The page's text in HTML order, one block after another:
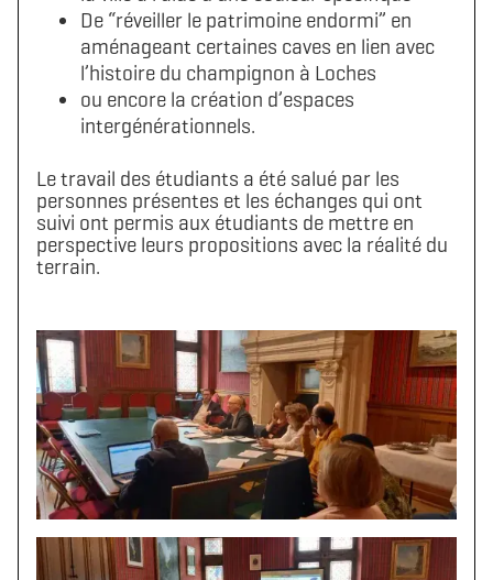
Télécharger le logo
(format .svg)
Télécharger le dossier d'identité complet
(format .zip)
De “réveiller le patrimoine endormi” en
aménageant certaines caves en lien avec
l’histoire du champignon à Loches
ou encore la création d’espaces
intergénérationnels.
Le travail des étudiants a été salué par les
personnes présentes et les échanges qui ont
suivi ont permis aux étudiants de mettre en
perspective leurs propositions avec la réalité du
terrain.